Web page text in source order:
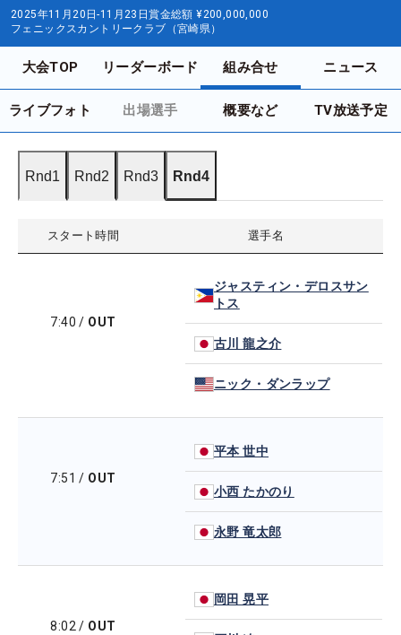
2025年11月20日-11月23日賞金総額 ¥200,000,000
フェニックスカントリークラブ（宮崎県）
大会TOP リーダーボード 組み合せ ニュース
ライブフォト 出場選手 概要など TV放送予定
Rnd1 Rnd2 Rnd3 Rnd4
スタート時間 選手名
7:40 / OUT
ジャスティン・デロスサン
トス
古川 龍之介
ニック・ダンラップ
7:51 / OUT
平本 世中
小西 たかのり
永野 竜太郎
8:02/ OUT
岡田 晃平